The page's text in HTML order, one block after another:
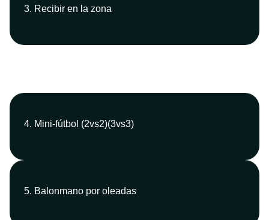
3. Recibir en la zona
4. Mini-fútbol (2vs2)(3vs3)
5. Balonmano por oleadas